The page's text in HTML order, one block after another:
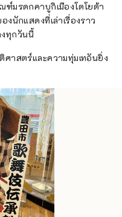
ฑ์มรดกคาบูกิเมืองโตโยต้า
งนักแสดงที่เล่าเรื่องราว
ทุกวันนี้
าสตร์และความทุ่มเทอันยิ่ง